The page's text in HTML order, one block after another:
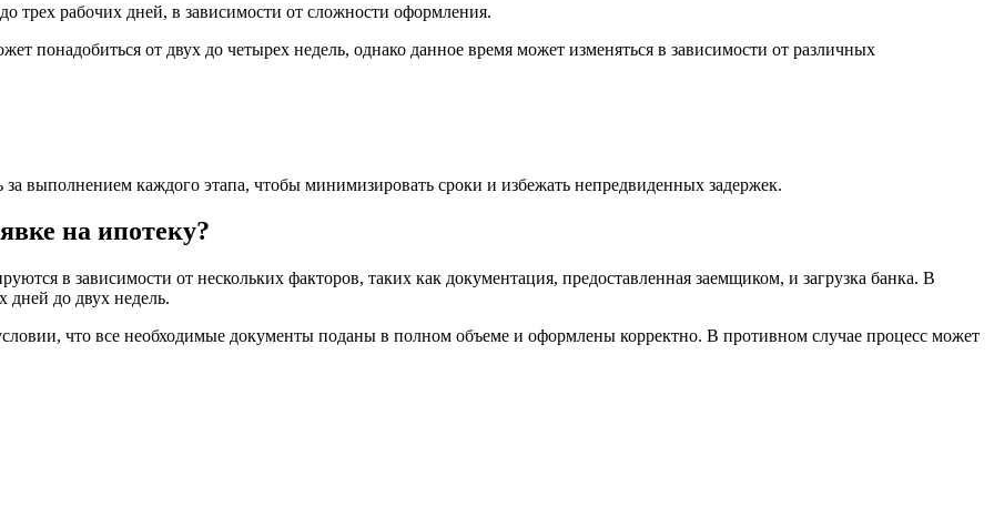
трех рабочих дней, в зависимости от сложности оформления.
понадобиться от двух до четырех недель, однако данное время может изменяться в зависимости от различных
выполнением каждого этапа, чтобы минимизировать сроки и избежать непредвиденных задержек.
на ипотеку?
в зависимости от нескольких факторов, таких как документация, предоставленная заемщиком, и загрузка банка. В
дней до двух недель.
что все необходимые документы поданы в полном объеме и оформлены корректно. В противном случае процесс может